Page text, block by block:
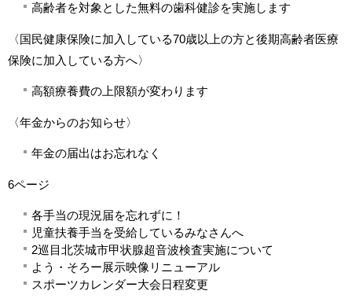
高齢者を対象とした無料の歯科健診を実施します
〈国民健康保険に加入している70歳以上の方と後期高齢者医療
保険に加入している方へ〉
高額療養費の上限額が変わります
〈年金からのお知らせ〉
年金の届出はお忘れなく
6ページ
各手当の現況届を忘れずに！
児童扶養手当を受給しているみなさんへ
2巡目北茨城市甲状腺超音波検査実施について
よう・そろー展示映像リニューアル
スポーツカレンダー大会日程変更